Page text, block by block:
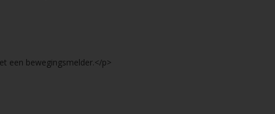
een bewegingsmelder.</p>